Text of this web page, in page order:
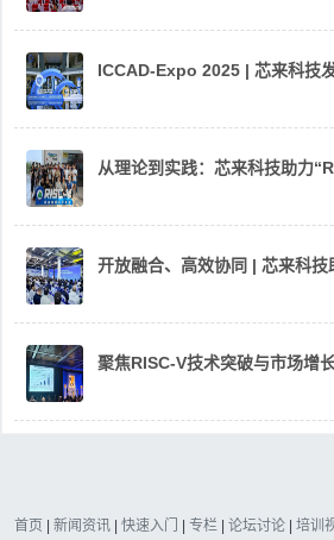
ICCAD-Expo 2025 | 芯来科技
从理论到实践：芯来科技助力
开放融合、高效协同 | 芯来科
聚焦RISC-V技术突破与市场增
首页 新闻资讯 快速入门 专栏 论坛讨论 培训